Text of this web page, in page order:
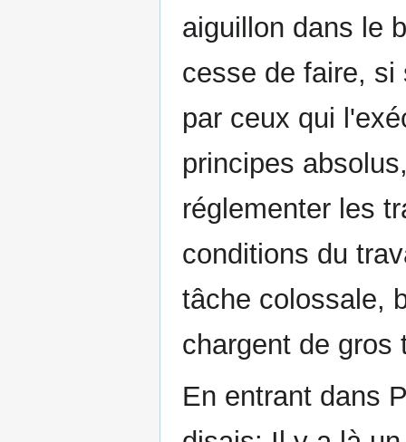
aiguillon dans le
cesse de faire, si
par ceux qui
principes
réglementer les
conditions du
tâche colossale,
chargent de gros
En entrant dans